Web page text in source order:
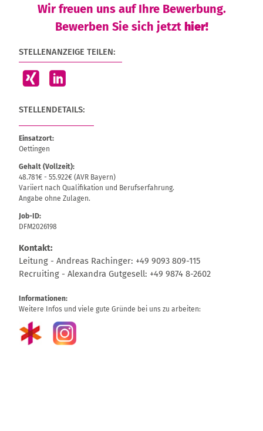
Wir freuen uns auf Ihre Bewerbung.
Bewerben Sie sich jetzt hier!
STELLENANZEIGE TEILEN:
STELLENDETAILS:
Einsatzort:
Oettingen
Gehalt (Vollzeit):
48.781€ - 55.922€ (AVR Bayern)
Variiert nach Qualifikation und Berufserfahrung.
Angabe ohne Zulagen.
Job-ID:
DFM2026198
Kontakt:
Leitung - Andreas Rachinger: +49 9093 809-115
Recruiting - Alexandra Gutgesell: +49 9874 8-2602
Informationen:
Weitere Infos und viele gute Gründe bei uns zu arbeiten: